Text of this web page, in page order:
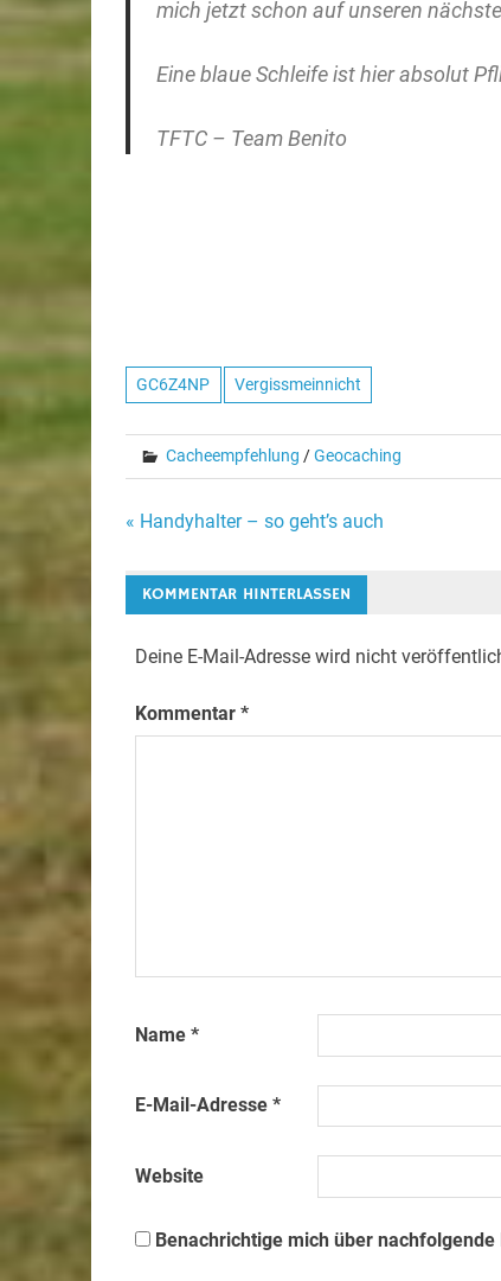
mich jetzt schon auf unseren
Eine blaue Schleife ist hier absolut
TFTC – Team Benito
GC6Z4NP Vergissmeinnicht
Cacheempfehlung /Geocaching
Beitragsnavigation
« Handyhalter – so geht’s auch
KOMMENTAR HINTERLASSEN
Deine E-Mail-Adresse wird nicht
Kommentar *
Name *
E-Mail-Adresse *
Website
Benachrichtige mich über